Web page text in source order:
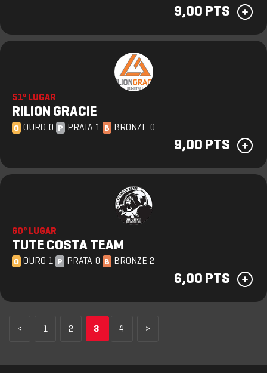
9,00 PTS
51º LUGAR
RILION GRACIE
O OURO 0 P PRATA 1 B BRONZE 0
9,00 PTS
60º LUGAR
TUTE COSTA TEAM
O OURO 1 P PRATA 0 B BRONZE 2
6,00 PTS
< 1 2 3 4 >